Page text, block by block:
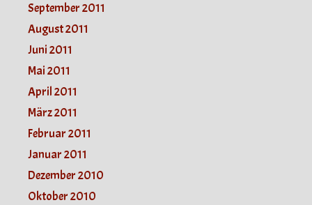
September 2011
August 2011
Juni 2011
Mai 2011
April 2011
März 2011
Februar 2011
Januar 2011
Dezember 2010
Oktober 2010